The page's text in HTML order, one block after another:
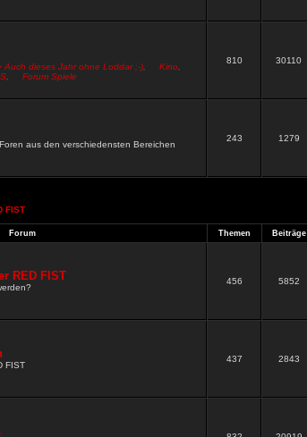
Auch dieses Jahr ohne Loddar ;-)
Kino
Forum Spiele
810 30110
aus den verschiedensten Bereichen
243 1279
FIST
Forum Themen Beiträge
RED FIST 456 5852
FIST
437 2843